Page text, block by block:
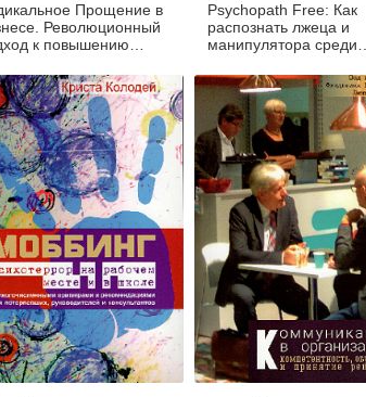
Прощение в
Революционный
к повышению
атмосферы в
и
Psychopath Free: Как
распознать лжеца и
манипулятора среди
начальников, и не
жертвой обмана